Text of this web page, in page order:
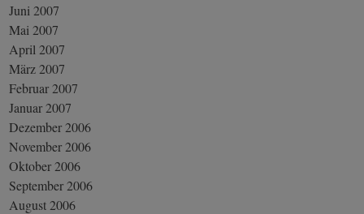
Juni 2007
Mai 2007
April 2007
März 2007
Februar 2007
Januar 2007
Dezember 2006
November 2006
Oktober 2006
September 2006
August 2006